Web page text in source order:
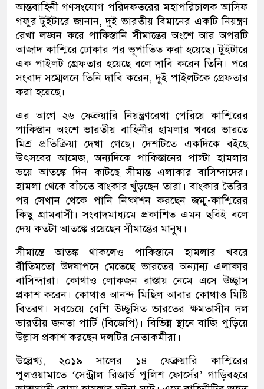
আন্তবাহিনী গণসংযোগ পরিদফতরের মহাপরিচালক আসিফ
গফুর টুইটারে জানান, দুই ভারতীয় বিমানের একটি নিয়ন্ত্রণ
রেখা লঙ্ঘন করে পাকিস্তানি সীমান্তের অংশে আর অপরটি
আজাদ কাশ্মিরে ঢোকার পর ভূপাতিত করা হয়েছে। টুইটারে
এক পাইলট গ্রেফতার হয়েছে বলে দাবি করেন তিনি। পরে
সংবাদ সম্মেলনে তিনি দাবি করেন, দুই পাইলটকে গ্রেফতার
করা হয়েছে।
এর আগে ২৬ ফেব্রুয়ারি নিয়ন্ত্রণরেখা পেরিয়ে কাশ্মিরের
পাকিস্তান অংশে ভারতীয় বাহিনীর হামলার খবরে ভারতে
মিশ্র প্রতিক্রিয়া দেখা গেছে। দেশটিতে একদিকে বইছে
উৎসবের আমেজ, অন্যদিকে পাকিস্তানের পাল্টা হামলার
ভয়ে আতঙ্কে দিন কাটছে সীমান্ত এলাকার বাসিন্দাদের।
হামলা থেকে বাঁচতে বাংকার খুঁড়ছেন তারা। বাংকার তৈরির
পর সেখান থেকে পানি নিষ্কাশন করছেন জম্মু-কাশ্মিরের
কিছু গ্রামবাসী। সংবাদমাধ্যমে প্রকাশিত এমন ছবিই বলে
দেয় কতটা আতঙ্কে রয়েছেন সীমান্তের মানুষ।
সীমান্তে আতঙ্ক থাকলেও পাকিস্তানে হামলার খবরে
রীতিমতো উদযাপনে মেতেছে ভারতের অন্যান্য এলাকার
বাসিন্দারা। কোথাও লোকজন রাস্তায় নেমে এসে উচ্ছ্বাস
প্রকাশ করেন। কোথাও আনন্দ মিছিল আবার কোথাও মিষ্টি
বিতরণ। সবচেয়ে বেশি উচ্ছ্বসিত ভারতের ক্ষমতাসীন দল
ভারতীয় জনতা পার্টি (বিজেপি)। বিভিন্ন স্থানে বাজি পুড়িয়ে
উল্লাস প্রকাশ করছেন দলটির নেতাকর্মীরা।
উল্লেখ্য, ২০১৯ সালের ১৪ ফেব্রুয়ারি কাশ্মিরের
পুলওয়ামাতে ‘সেন্ট্রাল রিজার্ভ পুলিশ ফোর্সের’ গাড়িবহরে